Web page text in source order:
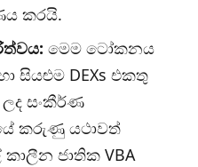
කරයි.
මෙම ටෝකනය
සියළුම DEXs එකතු
සංකීර්ණ
කරුණු යථාවත්
කාලීන ජාතික VBA